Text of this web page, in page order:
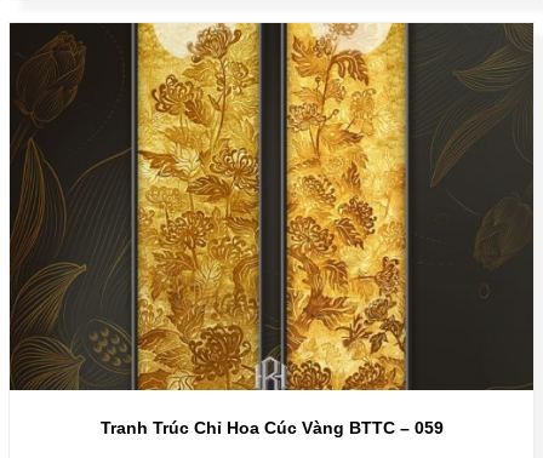
Tranh Trúc Chỉ Hoa Cúc Vàng BTTC – 059